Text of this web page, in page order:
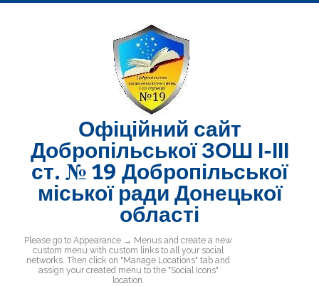
Skip
Офіційний сайт
Добропільської ЗОШ І-ІІІ
ст. № 19 Добропільської
міської ради Донецької
області
Добропільська ЗОШ № 19
Please go to Appearance → Menus and create a new
custom menu with custom links to all your social
networks. Then click on "Manage Locations" tab and
assign your created menu to the "Social Icons"
location.